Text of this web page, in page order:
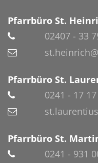
Pfarrbüro St.
02407 - 33
Pfarrbüro St.
0241 - 17
Pfarrbüro St.
0241 - 931